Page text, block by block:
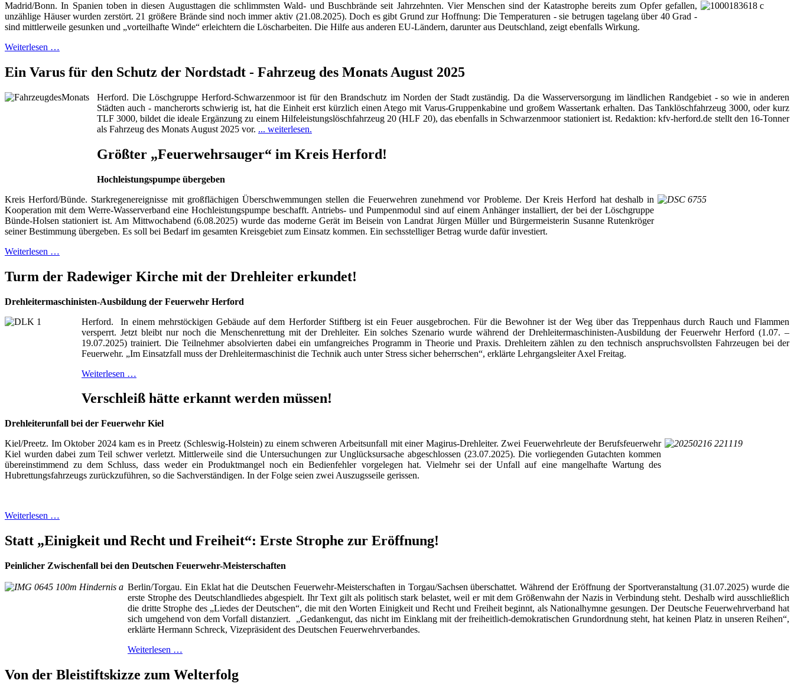
Madrid/Bonn. In Spanien toben in diesen Augusttagen die schlimmsten Wald- und Buschbrände seit Jahrzehnten. Vier Menschen sind der Katastrophe bereits zum Opfer gefallen,
unzählige Häuser wurden zerstört. 21 größere Brände sind noch immer aktiv (21.08.2025). Doch es gibt Grund zur Hoffnung: Die Temperaturen - sie betrugen tagelang über 40 Grad -
sind mittlerweile gesunken und „vorteilhafte Winde“ erleichtern die Löscharbeiten. Die Hilfe aus anderen EU-Ländern, darunter aus Deutschland, zeigt ebenfalls Wirkung.
Weiterlesen …
Ein Varus für den Schutz der Nordstadt - Fahrzeug des Monats August 2025
Herford. Die Löschgruppe Herford-Schwarzenmoor ist für den Brandschutz im Norden der Stadt zuständig. Da die Wasserversorgung im ländlichen Randgebiet - so wie in anderen
Städten auch - mancherorts schwierig ist, hat die Einheit erst kürzlich einen Atego mit Varus-Gruppenkabine und großem Wassertank erhalten. Das Tanklöschfahrzeug 3000, oder kurz
TLF 3000, bildet die ideale Ergänzung zu einem Hilfeleistungslöschfahrzeug 20 (HLF 20), das ebenfalls in Schwarzenmoor stationiert ist. Redaktion: kfv-herford.de stellt den 16-Tonner
als Fahrzeug des Monats August 2025 vor. ... weiterlesen.
Größter „Feuerwehrsauger“ im Kreis Herford!
Hochleistungspumpe übergeben
Kreis Herford/Bünde. Starkregenereignisse mit großflächigen Überschwemmungen stellen die Feuerwehren zunehmend vor Probleme. Der Kreis Herford hat deshalb in
Kooperation mit dem Werre-Wasserverband eine Hochleistungspumpe beschafft. Antriebs- und Pumpenmodul sind auf einem Anhänger installiert, der bei der Löschgruppe
Bünde-Holsen stationiert ist. Am Mittwochabend (6.08.2025) wurde das moderne Gerät im Beisein von Landrat Jürgen Müller und Bürgermeisterin Susanne Rutenkröger
seiner Bestimmung übergeben. Es soll bei Bedarf im gesamten Kreisgebiet zum Einsatz kommen. Ein sechsstelliger Betrag wurde dafür investiert.
Weiterlesen …
Turm der Radewiger Kirche mit der Drehleiter erkundet!
Drehleitermaschinisten-Ausbildung der Feuerwehr Herford
Herford. In einem mehrstöckigen Gebäude auf dem Herforder Stiftberg ist ein Feuer ausgebrochen. Für die Bewohner ist der Weg über das Treppenhaus durch Rauch und Flammen
versperrt. Jetzt bleibt nur noch die Menschenrettung mit der Drehleiter. Ein solches Szenario wurde während der Drehleitermaschinisten-Ausbildung der Feuerwehr Herford (1.07. –
19.07.2025) trainiert. Die Teilnehmer absolvierten dabei ein umfangreiches Programm in Theorie und Praxis. Drehleitern zählen zu den technisch anspruchsvollsten Fahrzeugen bei der
Feuerwehr. „Im Einsatzfall muss der Drehleitermaschinist die Technik auch unter Stress sicher beherrschen“, erklärte Lehrgangsleiter Axel Freitag.
Weiterlesen …
Verschleiß hätte erkannt werden müssen!
Drehleiterunfall bei der Feuerwehr Kiel
Kiel/Preetz. Im Oktober 2024 kam es in Preetz (Schleswig-Holstein) zu einem schweren Arbeitsunfall mit einer Magirus-Drehleiter. Zwei Feuerwehrleute der Berufsfeuerwehr
Kiel wurden dabei zum Teil schwer verletzt. Mittlerweile sind die Untersuchungen zur Unglücksursache abgeschlossen (23.07.2025). Die vorliegenden Gutachten kommen
übereinstimmend zu dem Schluss, dass weder ein Produktmangel noch ein Bedienfehler vorgelegen hat. Vielmehr sei der Unfall auf eine mangelhafte Wartung des
Hubrettungsfahrzeugs zurückzuführen, so die Sachverständigen. In der Folge seien zwei Auszugsseile gerissen.
Weiterlesen …
Statt „Einigkeit und Recht und Freiheit“: Erste Strophe zur Eröffnung!
Peinlicher Zwischenfall bei den Deutschen Feuerwehr-Meisterschaften
Berlin/Torgau. Ein Eklat hat die Deutschen Feuerwehr-Meisterschaften in Torgau/Sachsen überschattet. Während der Eröffnung der Sportveranstaltung (31.07.2025) wurde die
erste Strophe des Deutschlandliedes abgespielt. Ihr Text gilt als politisch stark belastet, weil er mit dem Größenwahn der Nazis in Verbindung steht. Deshalb wird ausschließlich
die dritte Strophe des „Liedes der Deutschen“, die mit den Worten Einigkeit und Recht und Freiheit beginnt, als Nationalhymne gesungen. Der Deutsche Feuerwehrverband hat
sich umgehend von dem Vorfall distanziert. „Gedankengut, das nicht im Einklang mit der freiheitlich-demokratischen Grundordnung steht, hat keinen Platz in unseren Reihen“,
erklärte Hermann Schreck, Vizepräsident des Deutschen Feuerwehrverbandes.
Weiterlesen …
Von der Bleistiftskizze zum Welterfolg